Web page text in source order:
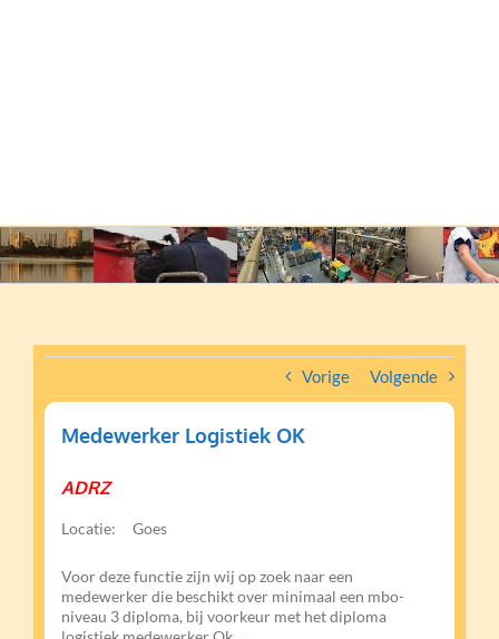
Vorige Volgende
Medewerker Logistiek OK
ADRZ
Locatie: Goes
Voor deze functie zijn wij op zoek naar een
medewerker die beschikt over minimaal een mbo-
niveau 3 diploma, bij voorkeur met het diploma